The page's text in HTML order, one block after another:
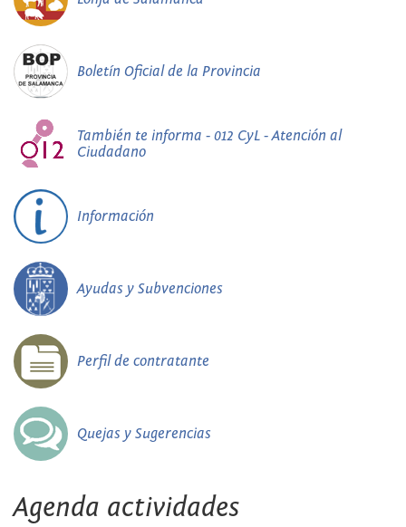
Boletín Oficial de la Provincia
También te informa - 012 CyL - Atención al
Ciudadano
Información
Ayudas y Subvenciones
Perfil de contratante
Quejas y Sugerencias
Agenda actividades